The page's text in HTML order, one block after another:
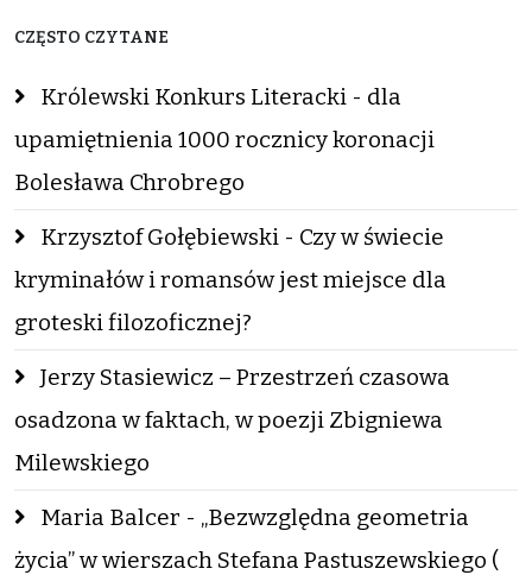
CZĘSTO CZYTANE
Królewski Konkurs Literacki - dla
upamiętnienia 1000 rocznicy koronacji
Bolesława Chrobrego
Krzysztof Gołębiewski - Czy w świecie
kryminałów i romansów jest miejsce dla
groteski filozoficznej?
Jerzy Stasiewicz – Przestrzeń czasowa
osadzona w faktach, w poezji Zbigniewa
Milewskiego
Maria Balcer - „Bezwzględna geometria
życia” w wierszach Stefana Pastuszewskiego (